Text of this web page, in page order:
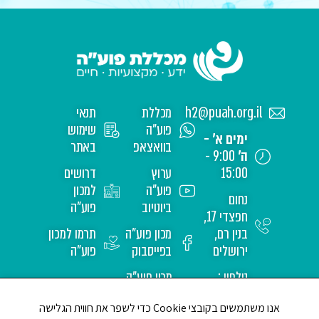
h2@puah.org.il
ימים א' -
ה'
9:00 -
15:00
נחום
חפצדי 17,
בנין רם,
ירושלים
טלפון :
6517171
מכללת
פוע"ה
בוואצאפ
ערוץ
פוע"ה
ביוטיוב
מכון פוע"ה
בפייסבוק
מכון פוע"ה
תנאי
שימוש
באתר
דרושים
למכון
פוע"ה
תרמו למכון
פוע"ה
אנו משתמשים בקובצי Cookie כדי לשפר את חווית הגלישה